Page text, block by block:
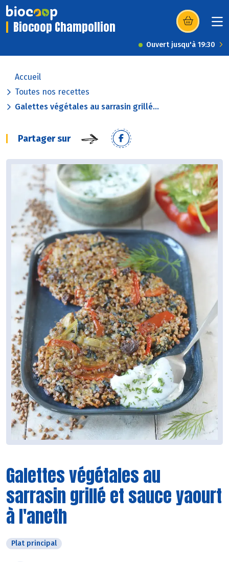
Biocoop Champollion (s’ouvre dans
Ouvert jusqu'à 19:30
Accueil
Toutes nos recettes
Galettes végétales au sarrasin grillé...
Partager sur
Galettes végétales au
sarrasin grillé et sauce yaourt
à l'aneth
Plat principal